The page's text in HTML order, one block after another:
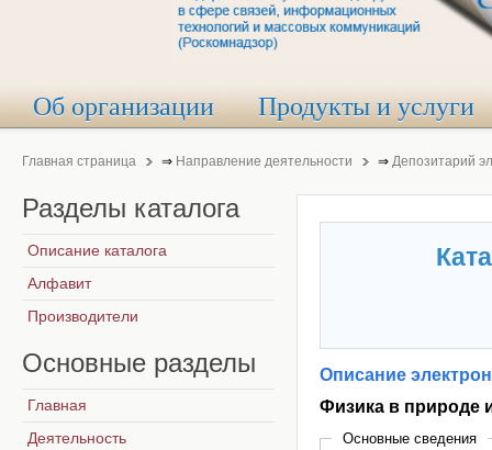
Об организации Продукты и услуги
Главная страница ⇒ Направление деятельности ⇒ Депозитарий
Описание
Физика в природе
Основные сведения
Разделы каталога
Описание каталога
Алфавит
Производители
Основные разделы
Главная
Деятельность